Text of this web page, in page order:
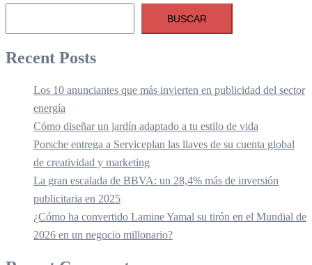
BUSCAR
Recent Posts
Los 10 anunciantes que más invierten en publicidad del sector
energía
Cómo diseñar un jardín adaptado a tu estilo de vida
Porsche entrega a Serviceplan las llaves de su cuenta global
de creatividad y marketing
La gran escalada de BBVA: un 28,4% más de inversión
publicitaria en 2025
¿Cómo ha convertido Lamine Yamal su tirón en el Mundial de
2026 en un negocio millonario?